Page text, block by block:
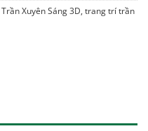
Trần Xuyên Sáng 3D, trang trí trần